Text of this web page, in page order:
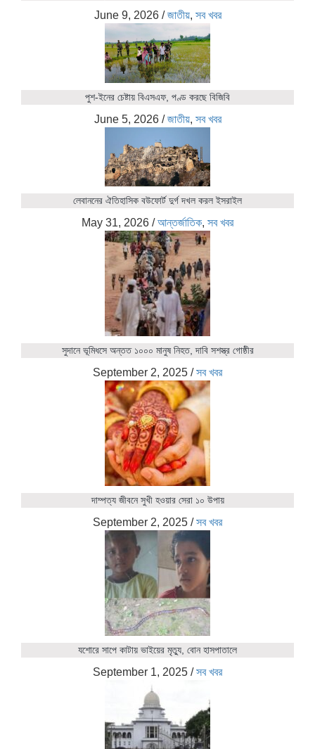
June 9, 2026/জাতীয়, সব খবর
পুশ-ইনের চেষ্টায় বিএসএফ, পণ্ড করছে বিজিবি
June 5, 2026/জাতীয়, সব খবর
লেবাননের ঐতিহাসিক বউফোর্ট দুর্গ দখল করল ইসরাইল
May 31, 2026 /আন্তর্জাতিক, সব খবর
সুদানে ভূমিধসে অন্তত ১০০০ মানুষ নিহত, দাবি সশস্ত্র গোষ্ঠীর
September 2, 2025 /সব খবর
দাম্পত্য জীবনে সুখী হওয়ার সেরা ১০ উপায়
September 2, 2025 /সব খবর
যশোরে সাপে কাটায় ভাইয়ের মৃত্যু, বোন হাসপাতালে
September 1, 2025 /সব খবর